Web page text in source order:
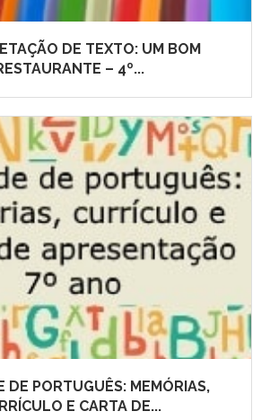
DE TEXTO: UM BOM
– 4º...
DE PORTUGUÊS: MEMÓRIAS,
E CARTA DE...